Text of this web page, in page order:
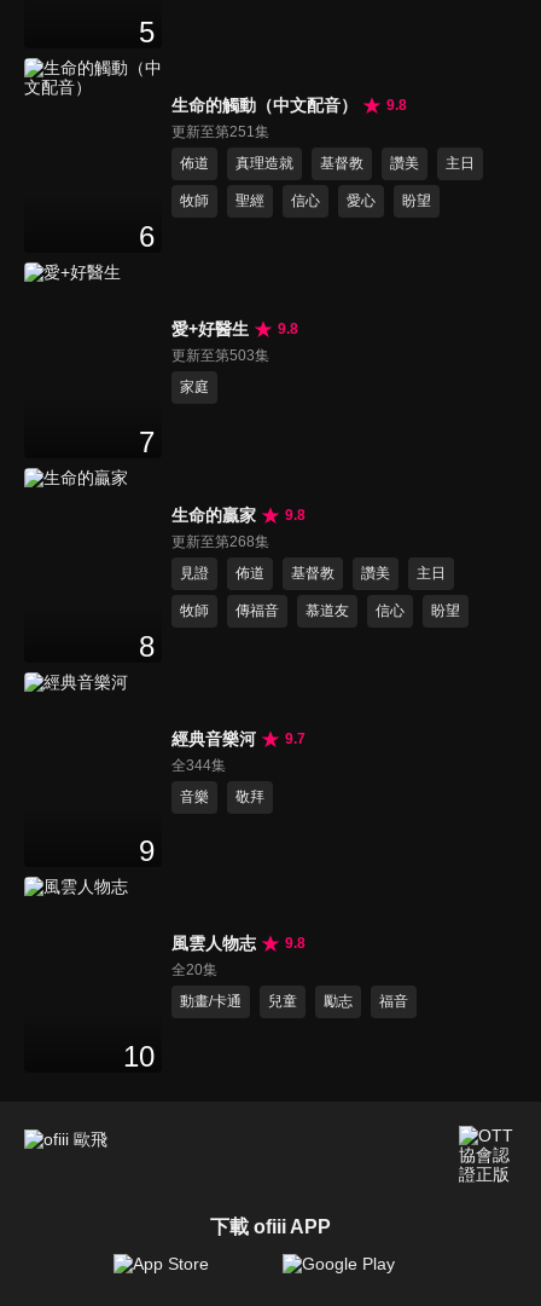
5
6
生命的觸動（中文配音）
9.8
更新至第251集
佈道
真理造就 基督教 讚美 主日
牧師 聖經 信心 愛心 盼望
7
愛+好醫生
9.8
更新至第503集
家庭
8
生命的贏家
9.8
更新至第268集
見證
佈道 基督教 讚美 主日
牧師 傳福音 慕道友 信心 盼望
9
經典音樂河
9.7
全344集
音樂
敬拜
10
風雲人物志
9.8
全20集
動畫/卡通
兒童 勵志 福音
下載 ofiii APP